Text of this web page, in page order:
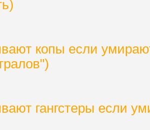
копы если
гангстеры если